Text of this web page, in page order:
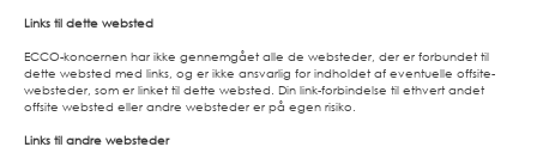
Links til dette websted
ECCO-koncernen har ikke gennemgået alle de websteder, der er forbundet til
dette websted med links, og er ikke ansvarlig for indholdet af eventuelle offsite-
websteder, som er linket til dette websted. Din link-forbindelse til ethvert andet
offsite websted eller andre websteder er på egen risiko.
Links til andre websteder